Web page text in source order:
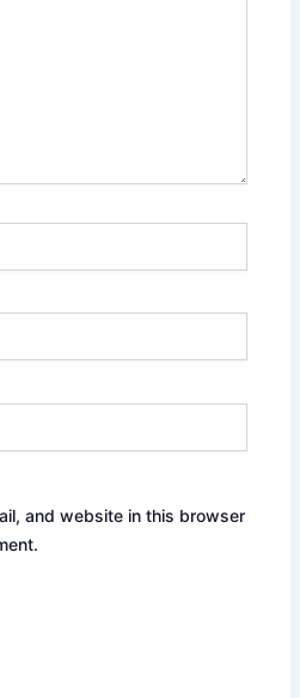
and website in this browser